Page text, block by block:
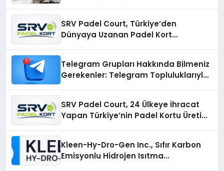
SRV Padel Court, Türkiye’den
Dünyaya Uzanan Padel Kort
Telegram Grupları Hakkında Bilmeniz
Gerekenler: Telegram Topluluklarıyla
SRV Padel Court, 24 Ülkeye İhracat
Yapan Türkiye’nin Padel Kortu Üretim
Kleen-Hy-Dro-Gen Inc., Sıfır Karbon
Emisyonlu Hidrojen Isıtma